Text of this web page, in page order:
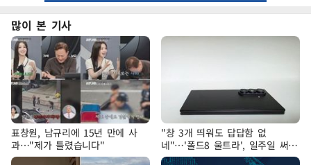
많이 본 기사
표창원, 남규리에 15년 만에 사
과…"제가 틀렸습니다"
"창 3개 띄워도 답답함 없
네"…'폴드8 울트라', 일주일 써보
니